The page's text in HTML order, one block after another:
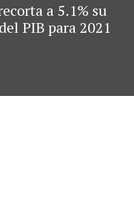
a 5.1% su
PIB para 2021